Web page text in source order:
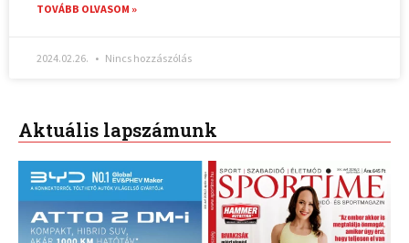
TOVÁBB OLVASOM »
2024.02.26. Nincs hozzászólás
Aktuális lapszámunk